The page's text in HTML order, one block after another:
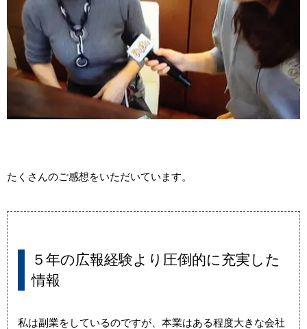
たくさんのご感想をいただいています。
５年の広報経験より圧倒的に充実した
情報
私は副業をしているのですが、本業はある程度大きな会社